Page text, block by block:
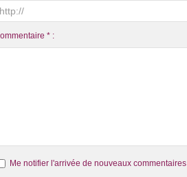
* :
Me notifier l'arrivée de nouveaux commentaires